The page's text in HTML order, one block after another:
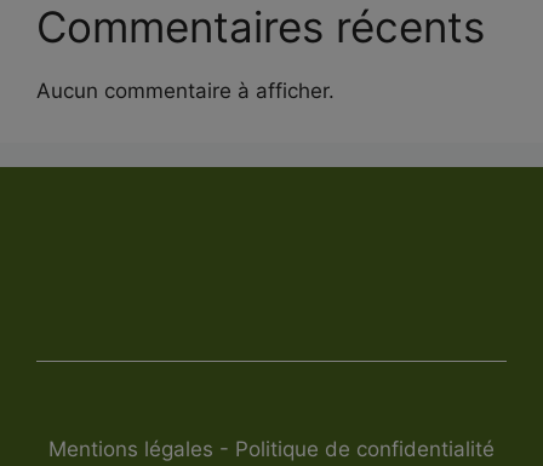
Commentaires récents
Aucun commentaire à afficher.
Mentions légales - Politique de confidentialité